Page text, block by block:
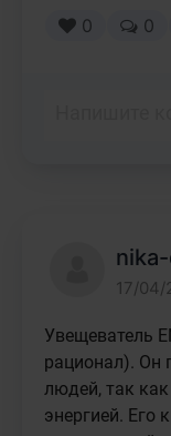
0 0
17/04/
Увещеватель
рационал). Он
людей, так
энергией. Его